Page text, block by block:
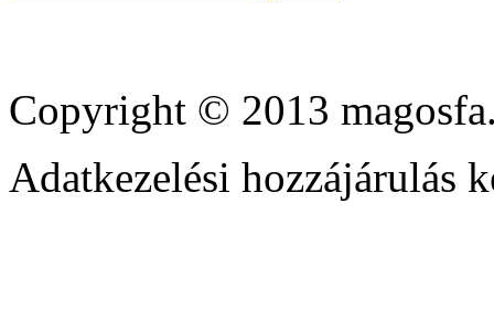
Copyright © 2013
Adatkezelési hozzájárulás